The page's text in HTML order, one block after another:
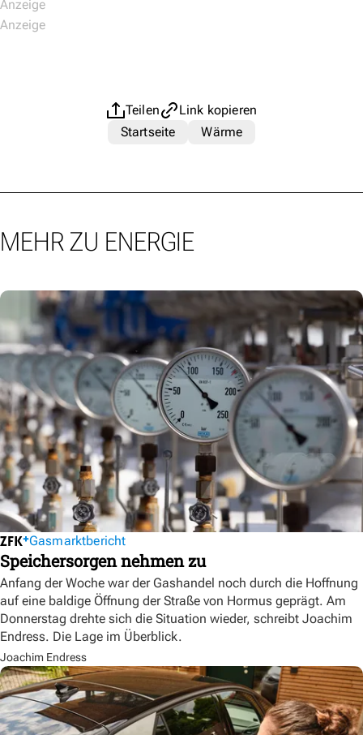
Teilen
Link kopieren
Startseite
Wärme
MEHR ZU ENERGIE
Gasmarktbericht
Speichersorgen nehmen zu
Anfang der Woche war der Gashandel noch durch die Hoffnung
auf eine baldige Öffnung der Straße von Hormus geprägt. Am
Donnerstag drehte sich die Situation wieder, schreibt Joachim
Endress. Die Lage im Überblick.
Joachim Endress